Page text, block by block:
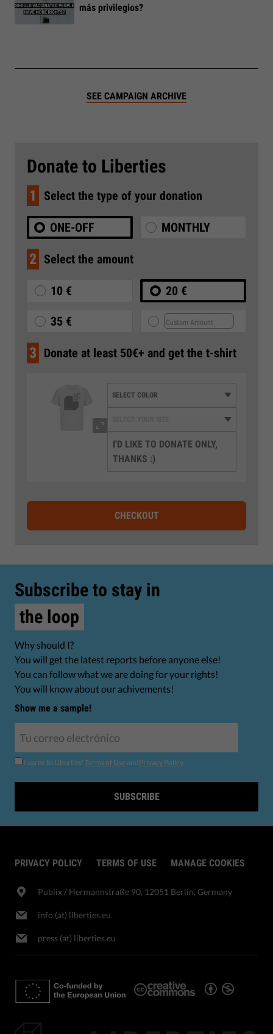
más privilegios?
SEE CAMPAIGN ARCHIVE
Donate to Liberties
1 Select the type of your donation
ONE-OFF MONTHLY
2 Select the amount
10 € 20 €
35 €
3 Donate at least 50€+ and get the t-shirt
I'D LIKE TO DONATE ONLY,
THANKS :)
CHECKOUT
Subscribe to stay in
the loop
Why should I?
You will get the latest reports before anyone else!
You can follow what we are doing for your rights!
You will know about our achivements!
Show me a sample!
I agree to Liberties' Terms of Use andPrivacy Policy.
SUBSCRIBE
PRIVACY POLICY TERMS OF USE MANAGE COOKIES
Publix​ / Hermannstraße 90, 12051 Berlin, Germany
info (at) liberties.eu
press (at) liberties.eu